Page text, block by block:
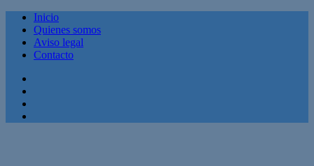
Inicio
Quienes somos
Aviso legal
Contacto